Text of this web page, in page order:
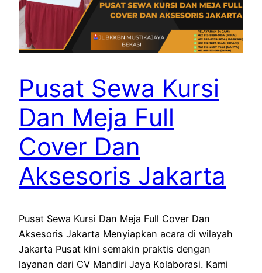
Pusat Sewa Kursi
Dan Meja Full
Cover Dan
Aksesoris Jakarta
Pusat Sewa Kursi Dan Meja Full Cover Dan
Aksesoris Jakarta Menyiapkan acara di wilayah
Jakarta Pusat kini semakin praktis dengan
layanan dari CV Mandiri Jaya Kolaborasi. Kami